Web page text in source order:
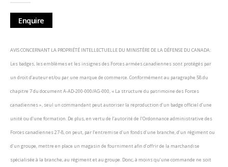
d’images
Enquire
AVIS CONCERNANT LA PROPRIÉTÉ INTELLECTUELLE DU MINISTÈRE DE LA DÉFENSE DU CANADA:
Les badges, les emblèmes et les insignes des Forces armées canadiennes sont protégés par
un droit d’auteur et/ou par une marque de commerce. Conformément au paragraphe 58 du
chapitre 7 du document A-AD-200-000/AG-000, « La structure du patrimoine des Forces
canadiennes », seul un commandant peut autoriser la reproduction d’un badge officiel d’une
unité ou d’une formation. De plus, en vertu de l’autorité de l’Ordonnance administrative des
Forces canadiennes 27-8, on peut, par l’entremise d’un fonds d’une branche, d’un régiment ou
d’un groupe, mettre en place un magasin de fourniment afin d’offrir de la marchandise
spécialisée à la branche, au régiment et au groupe. Donc, à moins qu’une commande ne soit